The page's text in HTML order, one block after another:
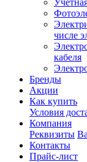
числе
кабеля
Бренды
Акции
Как купить
Условия
Компания
Реквизиты
Контакты
Прайс-лист